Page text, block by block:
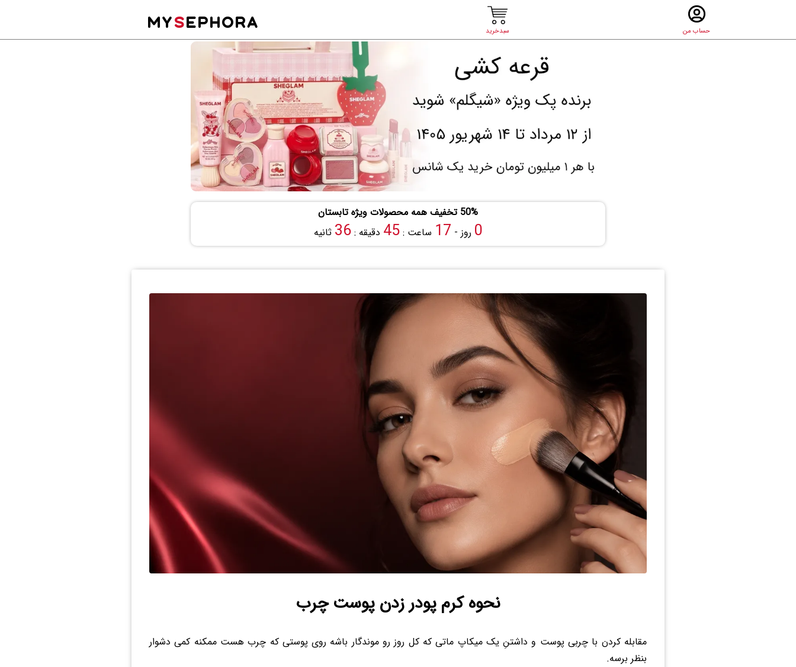
حساب من سبدخرید
MYSEPHORA
50% تخفیف همه محصولات ویژه تابستان
0 روز - 17 ساعت :45 دقیقه :34 ثانیه
نحوه کرم پودر زدن پوست چرب
مقابله کردن با چربی پوست و داشتنِ یک میکاپ ماتی که کل روز رو موندگار باشه روی پوستی که چرب هست ممکنه کمی دشوار
بنظر برسه.